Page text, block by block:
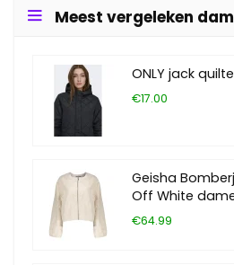
Meest vergeleken
ONLY jack
€17.00
Geisha
Off White
€64.99